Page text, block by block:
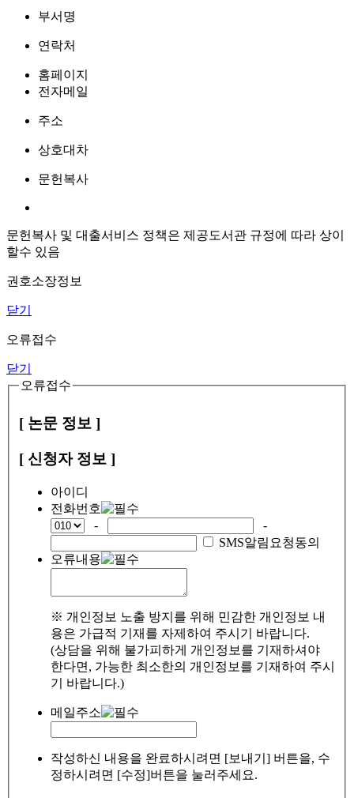
부서명
연락처
홈페이지
전자메일
주소
상호대차
문헌복사
문헌복사 및 대출서비스 정책은 제공도서관 규정에 따라 상이
할수 있음
권호소장정보
닫기
오류접수
닫기
오류접수
[ 논문 정보 ]
[ 신청자 정보 ]
아이디
전화번호
-
-
SMS알림요청동의
오류내용
※ 개인정보 노출 방지를 위해 민감한 개인정보 내
용은 가급적 기재를 자제하여 주시기 바랍니다.
(상담을 위해 불가피하게 개인정보를 기재하셔야
한다면, 가능한 최소한의 개인정보를 기재하여 주시
기 바랍니다.)
메일주소
작성하신 내용을 완료하시려면 [보내기] 버튼을, 수
정하시려면 [수정]버튼을 눌러주세요.